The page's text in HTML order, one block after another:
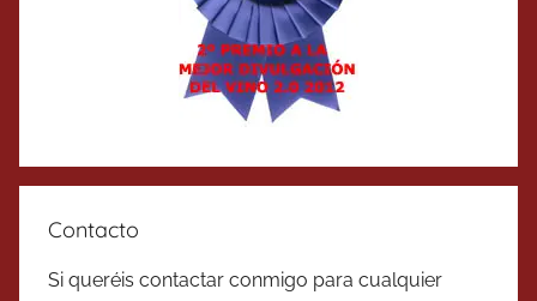
Contacto
Si queréis contactar conmigo para cualquier